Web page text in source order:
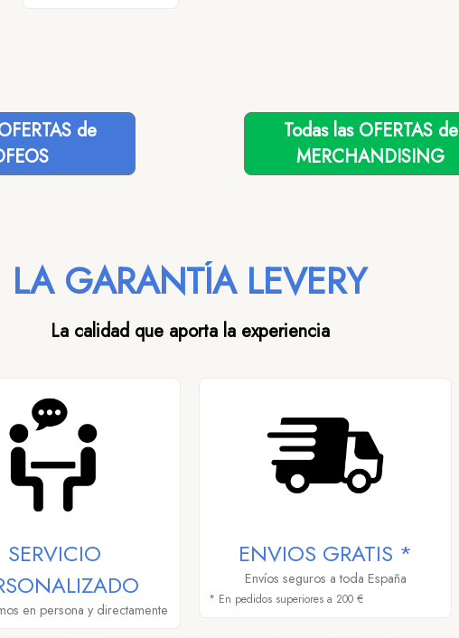
de
Todas las OFERTAS de
MERCHANDISING
LA GARANTÍA LEVERY
La calidad que aporta la experiencia
SERVICIO
en persona y directamente
ENVIOS GRATIS *
Envíos seguros a toda España
* En pedidos superiores a 200 €